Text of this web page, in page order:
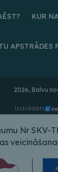
KUR
2026, Balvu
izstrādāts
Nr